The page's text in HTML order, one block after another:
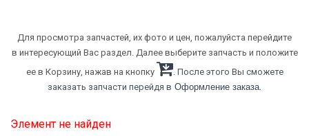
Для просмотра запчастей, их фото и цен, пожалуйста перейдите
в интересующий Вас раздел. Далее выберите запчасть и положите
ее в Корзину, нажав на кнопку
. После этого Вы сможете
заказать запчасти перейдя в Оформление заказа.
Элемент не найден